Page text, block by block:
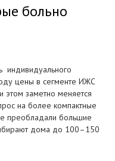
больно
индивидуального
цены в сегменте ИЖС
этом заметно меняется
на более компактные
преобладали большие
дома до 100–150